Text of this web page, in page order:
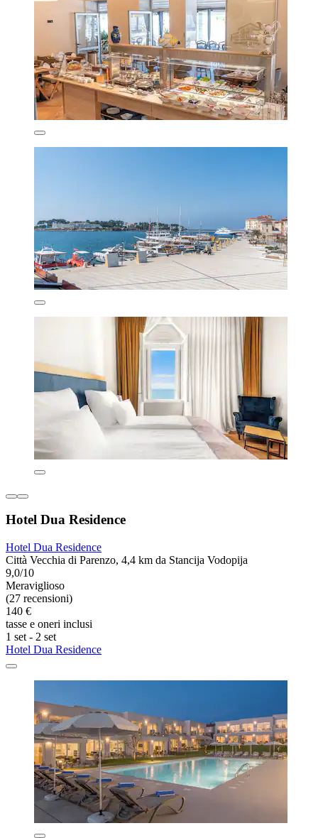
Hotel Dua Residence
Hotel Dua Residence
Città Vecchia di Parenzo, 4,4 km da Stancija Vodopija
9,0/10
Meraviglioso
(27 recensioni)
140 €
tasse e oneri inclusi
1 set - 2 set
Hotel Dua Residence